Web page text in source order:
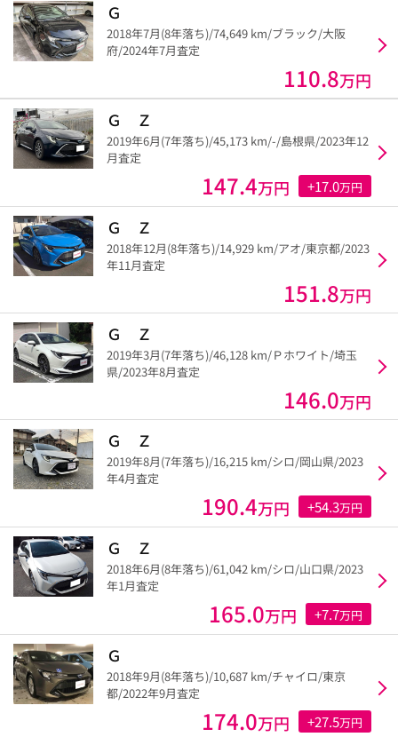
Ｇ
2018年7月(8年落ち)/74,649 km/ブラック/大阪
府/2024年7月査定
110.8万円
Ｇ Ｚ
2019年6月(7年落ち)/45,173 km/-/島根県/2023年12
月査定
147.4万円 +17.0万円
Ｇ Ｚ
2018年12月(8年落ち)/14,929 km/アオ/東京都/2023
年11月査定
151.8万円
Ｇ Ｚ
2019年3月(7年落ち)/46,128 km/Ｐホワイト/埼玉
県/2023年8月査定
146.0万円
Ｇ Ｚ
2019年8月(7年落ち)/16,215 km/シロ/岡山県/2023
年4月査定
190.4万円 +54.3万円
Ｇ Ｚ
2018年6月(8年落ち)/61,042 km/シロ/山口県/2023
年1月査定
165.0万円 +7.7万円
Ｇ
2018年9月(8年落ち)/10,687 km/チャイロ/東京
都/2022年9月査定
174.0万円 +27.5万円